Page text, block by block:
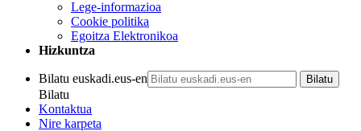
Lege-informazioa
Cookie politika
Egoitza Elektronikoa
Hizkuntza
Bilatu euskadi.eus-en
Bilatu
Kontaktua
Nire karpeta